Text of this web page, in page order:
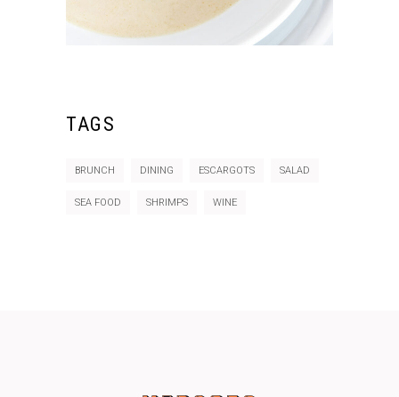
TAGS
BRUNCH DINING ESCARGOTS SALAD
SEA FOOD SHRIMPS WINE